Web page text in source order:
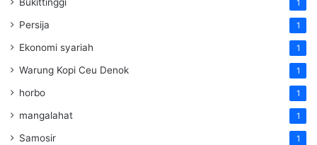
1
Persija 1
Ekonomi syariah 1
Warung Kopi Ceu Denok 1
horbo 1
mangalahat 1
Samosir 1